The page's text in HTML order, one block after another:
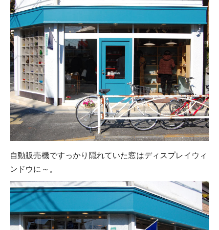
自動販売機ですっかり隠れていた窓はディスプレイウィ
ンドウに～。